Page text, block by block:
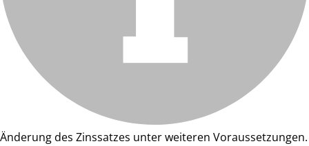
Änderung des Zinssatzes unter weiteren Voraussetzungen.